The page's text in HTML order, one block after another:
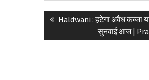
Post
navigation
Previous
Haldwani : हटेगा अवैध कब्जा या
सुनवाई आज |